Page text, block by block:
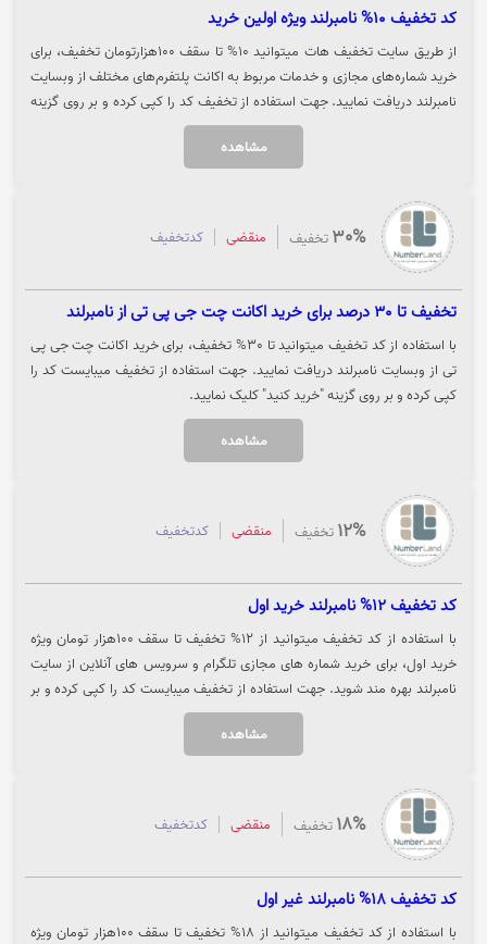
کد تخفیف 10% نامبرلند ویژه اولین خرید
از طریق سایت تخفیف هات میتوانید 10% تا سقف 100هزارتومان تخفیف، برای
خرید شماره‌های مجازی و خدمات مربوط به اکانت پلتفرم‌های مختلف از وبسایت
نامبرلند دریافت نمایید. جهت استفاده از تخفیف کد را کپی کرده و بر روی گزینه
مشاهده
30% تخفیف منقضی کدتخفیف
تخفیف تا 30 درصد برای خرید اکانت چت جی پی تی از نامبرلند
با استفاده از کد تخفیف میتوانید تا 30% تخفیف، برای خرید اکانت چت جی پی
تی از وبسایت نامبرلند دریافت نمایید. جهت استفاده از تخفیف میبایست کد را
کپی کرده و بر روی گزینه "خرید کنید" کلیک نمایید.
مشاهده
12% تخفیف منقضی کدتخفیف
کد تخفیف 12% نامبرلند خرید اول
با استفاده از کد تخفیف میتوانید از 12% تخفیف تا سقف 100هزار تومان ویژه
خرید اول، برای خرید شماره های مجازی تلگرام و سرویس های آنلاین از سایت
نامبرلند بهره مند شوید. جهت استفاده از تخفیف میبایست کد را کپی کرده و بر
روی گزینه "خرید کنید" کلیک نمایید.
مشاهده
18% تخفیف منقضی کدتخفیف
کد تخفیف 18% نامبرلند غیر اول
با استفاده از کد تخفیف میتوانید از 18% تخفیف تا سقف 100هزار تومان ویژه